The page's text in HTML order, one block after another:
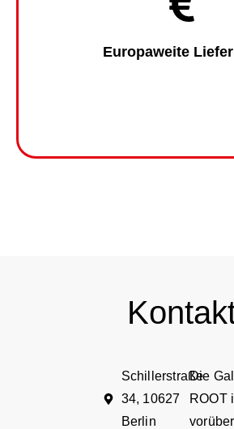
Europaweite
Schillerstraße
34, 10627
Berlin
Die
ROOT